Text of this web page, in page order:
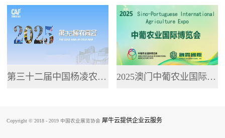
第三十二届中国杨凌农业高新科技成果博览会 2025澳门中葡农业国际博览会
Copyright © 2018 - 2019 中国农业展览协会 犀牛云提供企业云服务